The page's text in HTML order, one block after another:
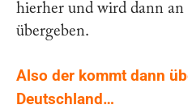
hierher und wird dann
übergeben.
Also der kommt dann
Deutschland…